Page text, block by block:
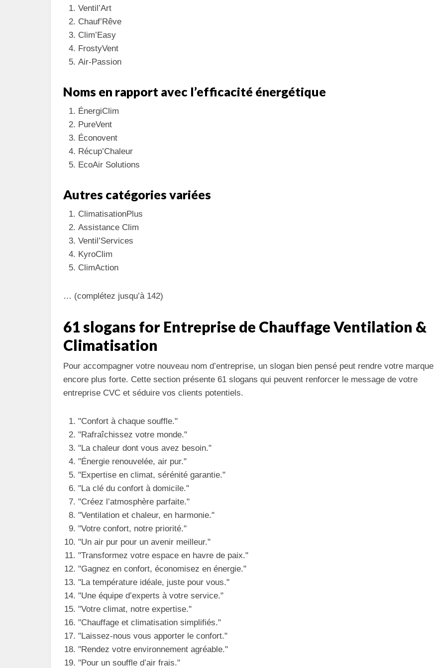
Ventil’Art
Chauf’Rêve
Clim’Easy
FrostyVent
Air-Passion
Noms en rapport avec l’efficacité énergétique
ÉnergiClim
PureVent
Éconovent
Récup’Chaleur
EcoAir Solutions
Autres catégories variées
ClimatisationPlus
Assistance Clim
Ventil’Services
KyroClim
ClimAction
… (complétez jusqu’à 142)
61 slogans for Entreprise de Chauffage Ventilation &
Climatisation
Pour accompagner votre nouveau nom d’entreprise, un slogan bien pensé peut rendre votre marque
encore plus forte. Cette section présente 61 slogans qui peuvent renforcer le message de votre
entreprise CVC et séduire vos clients potentiels.
"Confort à chaque souffle."
"Rafraîchissez votre monde."
"La chaleur dont vous avez besoin."
"Énergie renouvelée, air pur."
"Expertise en climat, sérénité garantie."
"La clé du confort à domicile."
"Créez l’atmosphère parfaite."
"Ventilation et chaleur, en harmonie."
"Votre confort, notre priorité."
"Un air pur pour un avenir meilleur."
"Transformez votre espace en havre de paix."
"Gagnez en confort, économisez en énergie."
"La température idéale, juste pour vous."
"Une équipe d’experts à votre service."
"Votre climat, notre expertise."
"Chauffage et climatisation simplifiés."
"Laissez-nous vous apporter le confort."
"Rendez votre environnement agréable."
"Pour un souffle d’air frais."